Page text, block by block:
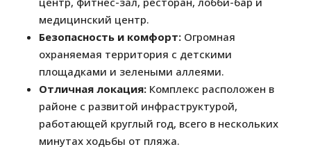
медицинский центр.
Безопасность и комфорт: Огромная
охраняемая территория с детскими
площадками и зелеными аллеями.
Отличная локация: Комплекс расположен в
районе с развитой инфраструктурой,
работающей круглый год, всего в нескольких
минутах ходьбы от пляжа.